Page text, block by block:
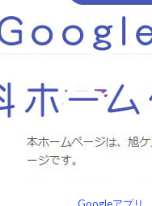
Googleアプリ